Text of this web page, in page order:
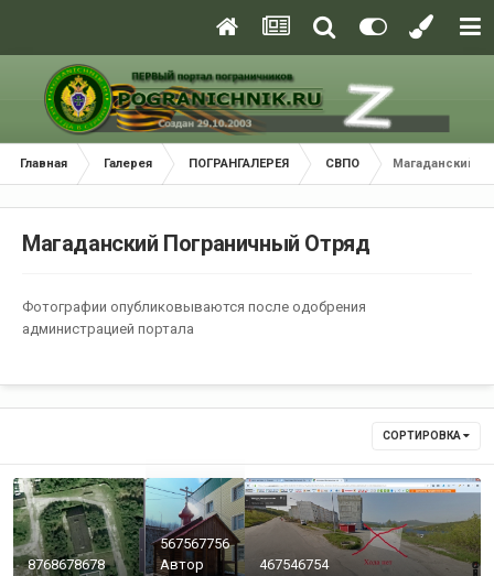
Главная Галерея ПОГРАНГАЛЕРЕЯ СВПО Магаданский
Магаданский Пограничный Отряд
Фотографии опубликовываются после одобрения
администрацией портала
СОРТИРОВКА
8768678678
567567756
Автор
467546754